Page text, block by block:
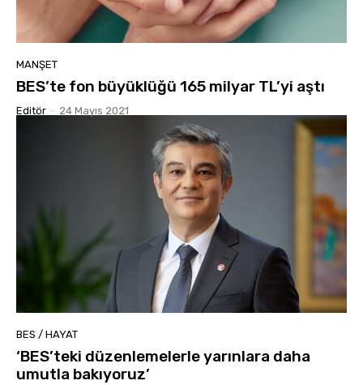
MANŞET
BES’te fon büyüklüğü 165 milyar TL’yi aştı
Editör - 24 Mayıs 2021
BES / HAYAT
‘BES’teki düzenlemelerle yarınlara daha
umutla bakıyoruz’